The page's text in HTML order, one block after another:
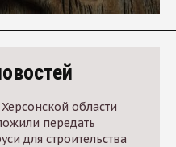
Херсонской области
передать
для строительства